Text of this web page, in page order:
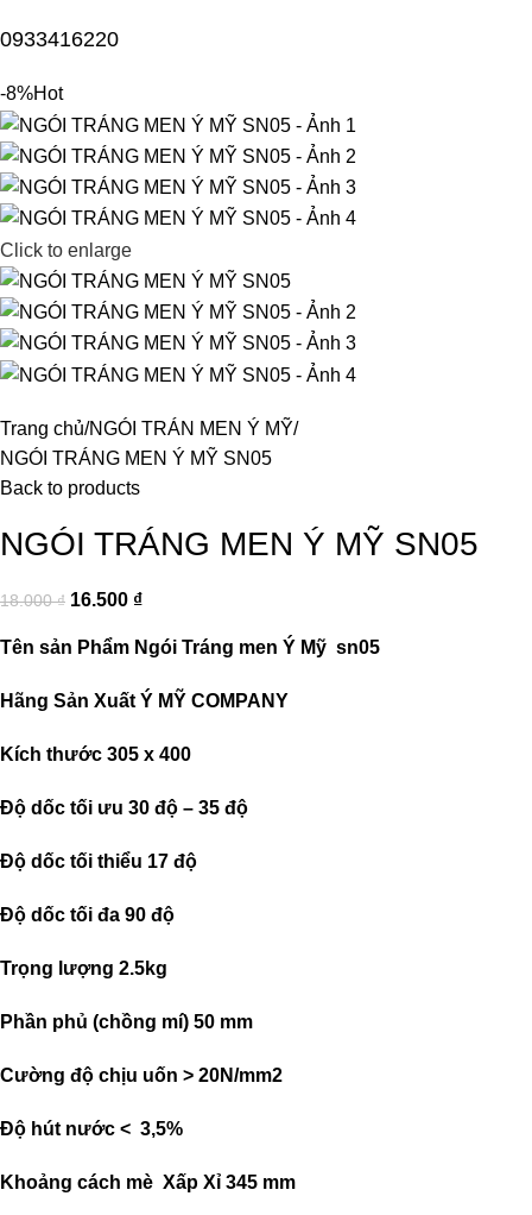
0933416220
-8%Hot
Click to enlarge
Trang chủ NGÓI TRÁN MEN Ý MỸ
NGÓI TRÁNG MEN Ý MỸ SN05
Back to products
NGÓI TRÁNG MEN Ý MỸ SN05
18.000₫ 16.500 ₫
Tên sản Phẩm Ngói Tráng men Ý Mỹ sn05
Hãng Sản Xuất Ý MỸ COMPANY
Kích thước 305 x 400
Độ dốc tối ưu 30 độ – 35 độ
Độ dốc tối thiểu 17 độ
Độ dốc tối đa 90 độ
Trọng lượng 2.5kg
Phần phủ (chồng mí) 50 mm
Cường độ chịu uốn > 20N/mm2
Độ hút nước < 3,5%
Khoảng cách mè Xấp Xỉ 345 mm